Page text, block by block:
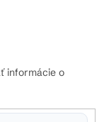
informácie o